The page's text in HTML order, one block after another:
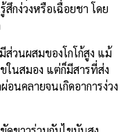
กง่วงหรือเฉื่อยชา โดย
วนผสมของโกโก้สูง แม้
ในสมอง แต่ก็มีสารที่ส่ง
นคลายจนเกิดอาการง่วง